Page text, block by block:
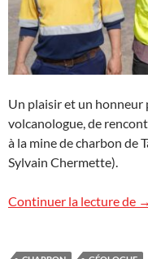
Un plaisir et un
volcanologue, de
à la mine de charbon de
Sylvain Chermette).
Continuer la lecture de →